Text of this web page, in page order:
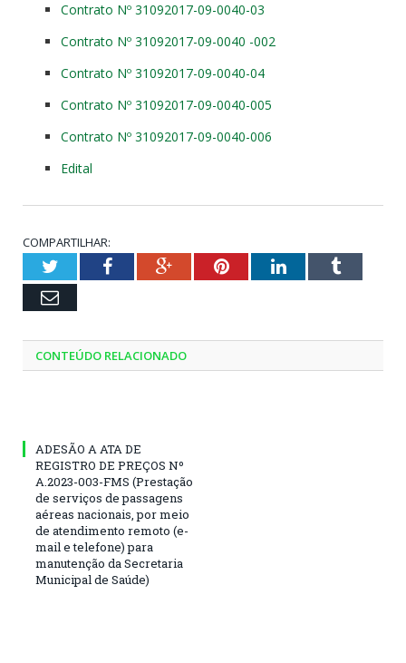
Contrato Nº 31092017-09-0040-03
Contrato Nº 31092017-09-0040 -002
Contrato Nº 31092017-09-0040-04
Contrato Nº 31092017-09-0040-005
Contrato Nº 31092017-09-0040-006
Edital
COMPARTILHAR:
TwitterFacebookGoogle+PinterestLinkedInTumblr
Email
CONTEÚDO RELACIONADO
ADESÃO A ATA DE
REGISTRO DE PREÇOS Nº
A.2023-003-FMS (Prestação
de serviços de passagens
aéreas nacionais, por meio
de atendimento remoto (e-
mail e telefone) para
manutenção da Secretaria
Municipal de Saúde)